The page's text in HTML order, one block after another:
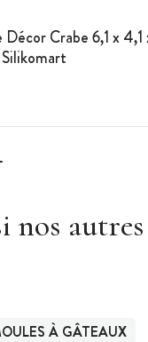
Crabe 6,1 x
nos autres
À GÂTEAUX